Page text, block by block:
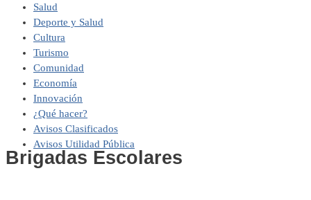
Salud
Deporte y Salud
Cultura
Turismo
Comunidad
Economía
Innovación
¿Qué hacer?
Avisos Clasificados
Avisos Utilidad Pública
Brigadas Escolares